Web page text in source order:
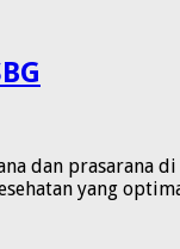
dan prasarana
yang